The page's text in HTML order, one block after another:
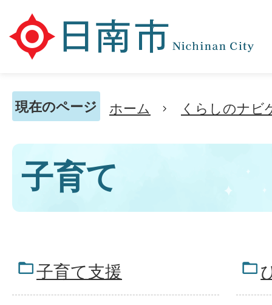
現在のページ ホーム くらしのナビ
子育て
子育て支援